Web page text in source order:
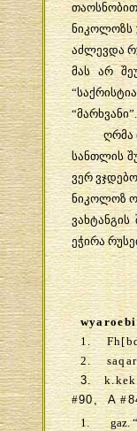
ნიკოლოზს
აძლევდა
მას არ
“მარხვანი”.
ღრმა
სანთლის
ვერ
ნიკოლოზ
ეჭირა
1.
2.
3.
#90, A#
1.
gaz.